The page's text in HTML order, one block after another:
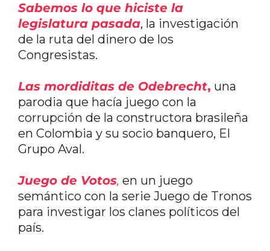
Sabemos lo que hiciste la
legislatura pasada, la investigación
de la ruta del dinero de los
Congresistas.
Las mordiditas de Odebrecht, una
parodia que hacía juego con la
corrupción de la constructora brasileña
en Colombia y su socio banquero, El
Grupo Aval.
Juego de Votos, en un juego
semántico con la serie Juego de Tronos
para investigar los clanes políticos del
país.